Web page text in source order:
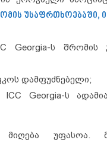
უსაფრთხოებაში,
ს შრომის
დამფუძნებელი;
Georgia-ს
მიღება უფასოა.